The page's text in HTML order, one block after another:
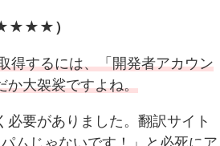
）
得するには、「開発者アカウン
か大袈裟ですよね。
要がありました。翻訳サイト
ムじゃないです！」と必死にア